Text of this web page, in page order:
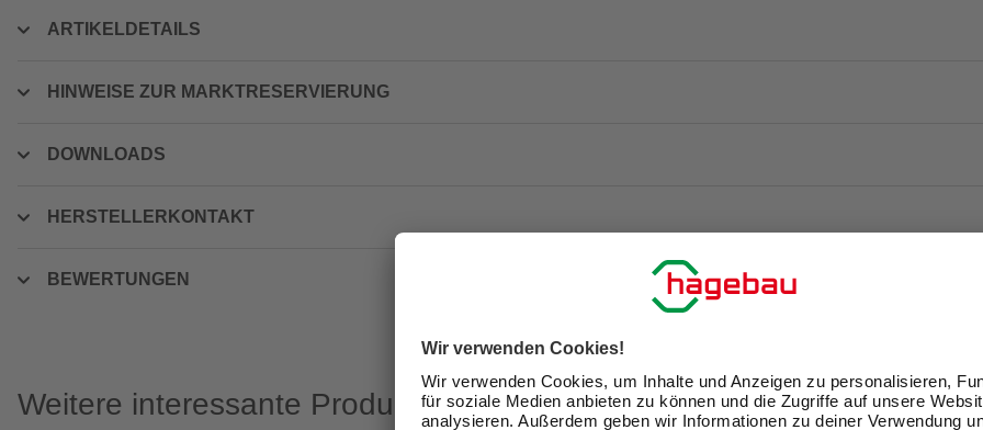
ARTIKELDETAILS
HINWEISE ZUR MARKTRESERVIERUNG
DOWNLOADS
HERSTELLERKONTAKT
BEWERTUNGEN
Weitere interessante Produkte